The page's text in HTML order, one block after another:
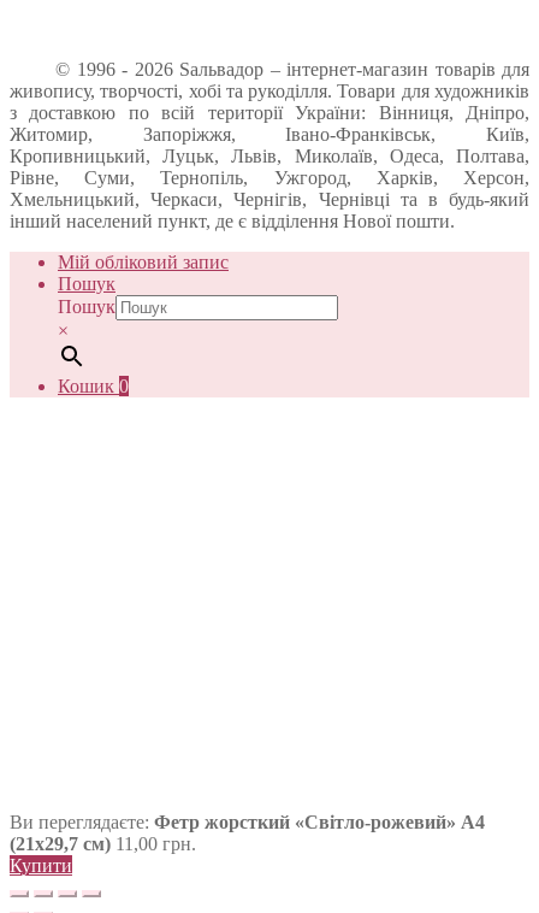
© 1996 - 2026 Sальвадор – інтернет-магазин товарів для
живопису, творчості, хобі та рукоділля. Товари для художників
з доставкою по всій території України: Вінниця, Дніпро,
Житомир, Запоріжжя, Івано-Франківськ, Київ,
Кропивницький, Луцьк, Львів, Миколаїв, Одеса, Полтава,
Рівне, Суми, Тернопіль, Ужгород, Харків, Херсон,
Хмельницький, Черкаси, Чернігів, Чернівці та в будь-який
інший населений пункт, де є відділення Нової пошти.
Мій обліковий запис
Пошук
Пошук
×
Кошик 0
Ви переглядаєте: Фетр жорсткий «Світло-рожевий» А4
(21х29,7 см) 11,00 грн.
Купити